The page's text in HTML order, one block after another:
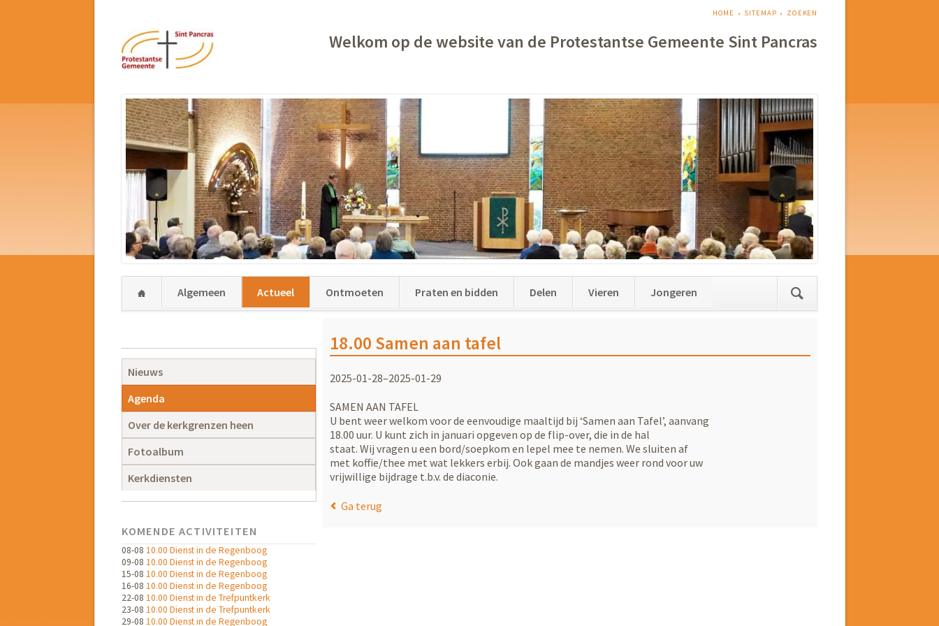
NAVIGATIE
HOME SITEMAP ZOEKEN
Welkom op de website van de Protestantse Gemeente Sint Pancras
NavigatieAlgemeen Actueel Ontmoeten Praten en bidden Delen Vieren
Jongeren
18.00 Samen aan tafel
2025-01-28–2025-01-29
SAMEN AAN TAFEL
U bent weer welkom voor de eenvoudige maaltijd bij ‘Samen aan Tafel’, aanvang
18.00 uur. U kunt zich in januari opgeven op de flip-over, die in de hal
staat. Wij vragen u een bord/soepkom en lepel mee te nemen. We sluiten af
met koffie/thee met wat lekkers erbij. Ook gaan de mandjes weer rond voor uw
vrijwillige bijdrage t.b.v. de diaconie.
Ga terug
Navigatie
overslaan
Nieuws
Agenda
Over de kerkgrenzen heen
Fotoalbum
Kerkdiensten
KOMENDE ACTIVITEITEN
08-08 10.00 Dienst in de Regenboog
09-08 10.00 Dienst in de Regenboog
15-08 10.00 Dienst in de Regenboog
16-08 10.00 Dienst in de Regenboog
22-08 10.00 Dienst in de Trefpuntkerk
23-08 10.00 Dienst in de Trefpuntkerk
29-08 10.00 Dienst in de Regenboog